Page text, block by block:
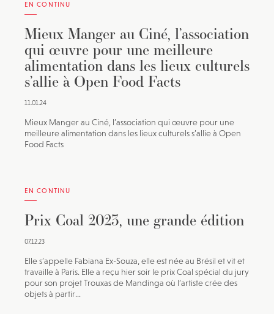
EN CONTINU
Mieux Manger au Ciné, l’association
qui œuvre pour une meilleure
alimentation dans les lieux culturels
s’allie à Open Food Facts
11.01.24
Mieux Manger au Ciné, l’association qui œuvre pour une
meilleure alimentation dans les lieux culturels s’allie à Open
Food Facts
EN CONTINU
Prix Coal 2023, une grande édition
07.12.23
Elle s’appelle Fabiana Ex-Souza, elle est née au Brésil et vit et
travaille à Paris. Elle a reçu hier soir le prix Coal spécial du jury
pour son projet Trouxas de Mandinga où l’artiste crée des
objets à partir...